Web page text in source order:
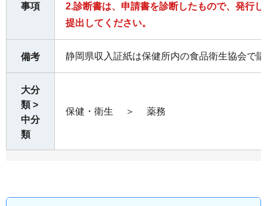
事項
2.診断書は、申請書を診断したもので、発行
提出してください。
備考 静岡県収入証紙は保健所内の食品衛生協会で
大分
類 >
中分
類
保健・衛生 ＞ 薬務